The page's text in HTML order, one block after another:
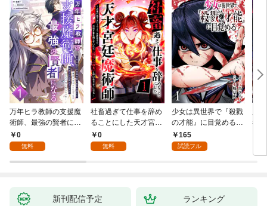
万年ヒラ教師の支援魔
術師、最強の賢者にな
る～不人気の支援魔術
師は給料泥棒だと魔術
が、出世した元教え子
0
無料
社畜過ぎて仕事を辞め
ることにした天才宮廷
魔術師～辺境の地でス
ローライフを夢見る
0
無料
少女は異世界で『殺戮
の才能』に目覚める
(話売り) #1
165
試読フル
者
新刊配信予定 ランキング